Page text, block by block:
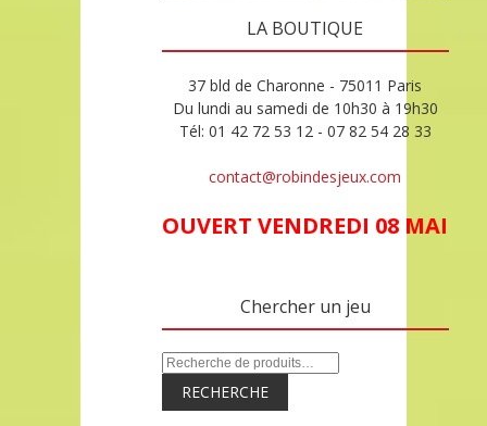
LA BOUTIQUE
37 bld de Charonne - 75011 Paris
Du lundi au samedi de 10h30 à 19h30
Tél: 01 42 72 53 12 - 07 82 54 28 33
contact@robindesjeux.com
OUVERT VENDREDI 08 MAI
Chercher un jeu
RECHERCHE